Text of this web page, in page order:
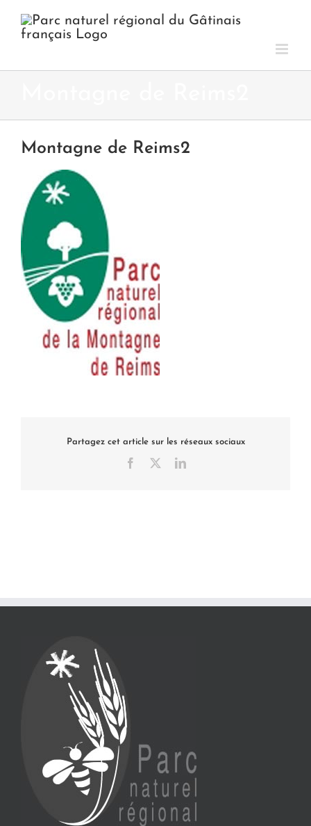
contenu
Montagne de Reims2
Partagez cet article sur les réseaux sociaux
Facebook LinkedIn